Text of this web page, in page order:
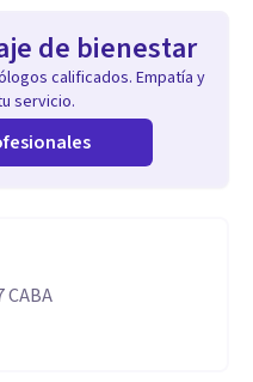
de bienestar
calificados. Empatía y
servicio.
CABA